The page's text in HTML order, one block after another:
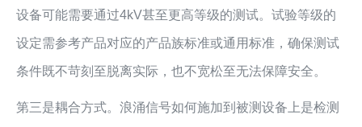
设备可能需要通过4kV甚至更高等级的测试。试验等级的
设定需参考产品对应的产品族标准或通用标准，确保测试
条件既不苛刻至脱离实际，也不宽松至无法保障安全。
第三是耦合方式。浪涌信号如何施加到被测设备上是检测